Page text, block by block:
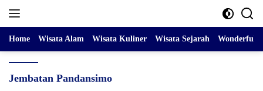
Home Wisata Alam Wisata Kuliner Wisata Sejarah Wonderful
Jembatan Pandansimo